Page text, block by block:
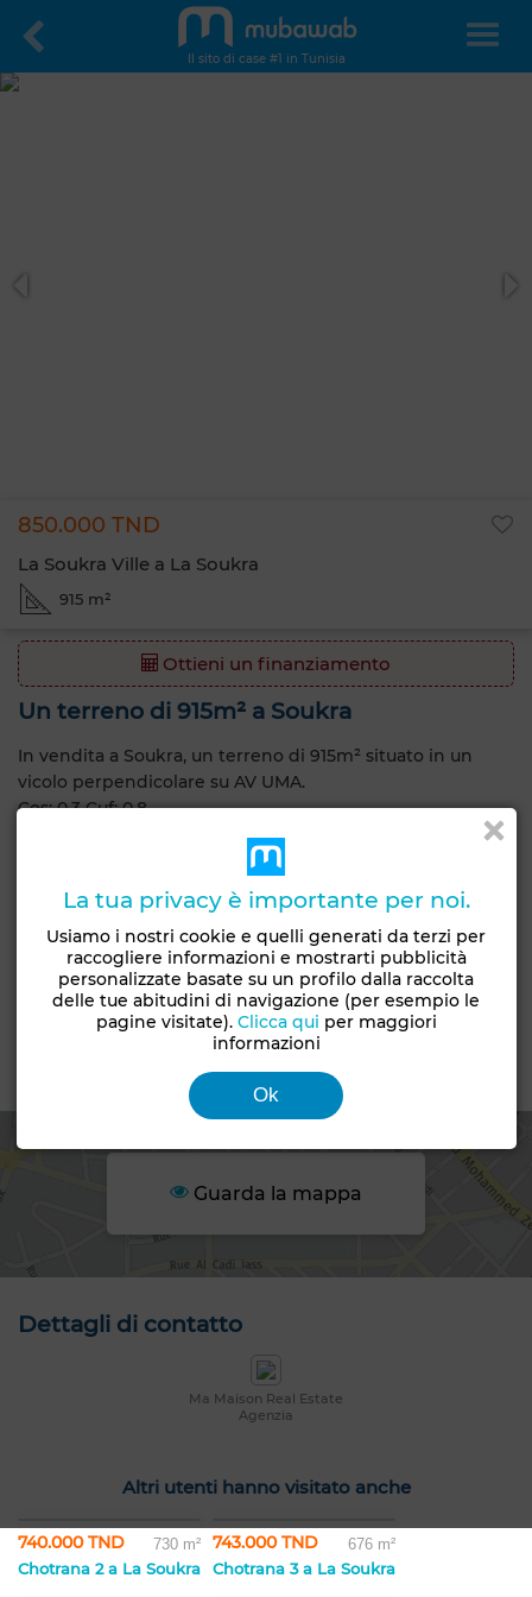
Il sito di case #1 in Tunisia
850.000 TND
La Soukra Ville a La Soukra
915 m²
Ottieni un finanziamento
Un terreno di 915m² a Soukra
In vendita a Soukra, un terreno di 915m² situato in un
vicolo perpendicolare su AV UMA.
Cos: 0.3 Cuf: 0.8
Caratteristiche generali
Terreno Lotti di villaggio
Consegna
Sui piani
Stato del terreno
Non loti
Guarda la mappa
Dettagli di contatto
Ma Maison Real Estate
Agenzia
Altri utenti hanno visitato anche
740.000 TND 730 m²
Chotrana 2 a La Soukra
743.000 TND 676 m²
Chotrana 3 a La Soukra
La tua privacy è importante per noi.
Usiamo i nostri cookie e quelli generati da terzi per
raccogliere informazioni e mostrarti pubblicità
personalizzate basate su un profilo dalla raccolta
delle tue abitudini di navigazione (per esempio le
pagine visitate). Clicca qui per maggiori
informazioni
Ok